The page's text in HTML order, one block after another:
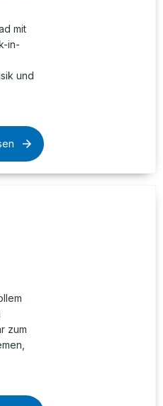
mit
in-
und
zum